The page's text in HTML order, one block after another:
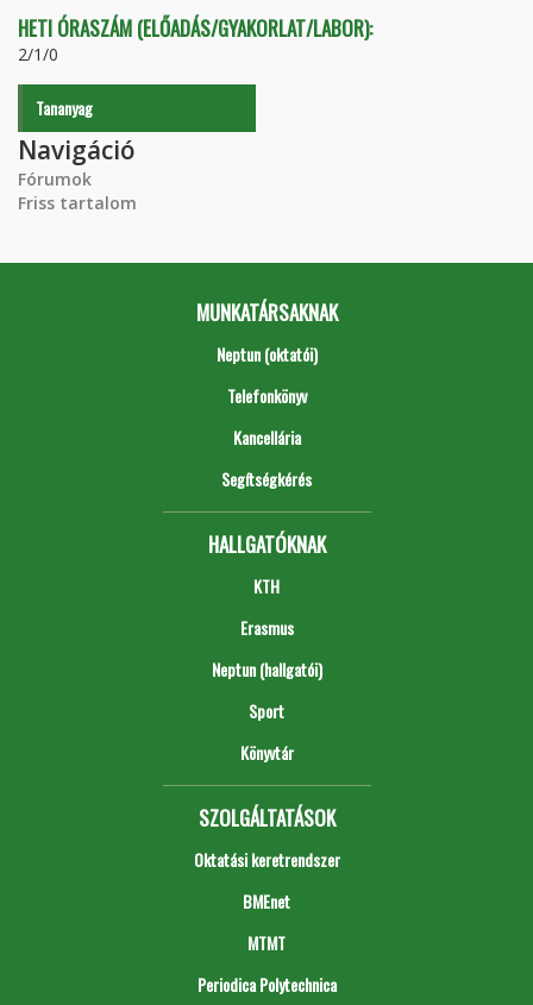
HETI ÓRASZÁM (ELŐADÁS/GYAKORLAT/LABOR):
2/1/0
Tananyag
Navigáció
Fórumok
Friss tartalom
MUNKATÁRSAKNAK
Neptun (oktatói)
Telefonkönyv
Kancellária
Segítségkérés
HALLGATÓKNAK
KTH
Erasmus
Neptun (hallgatói)
Sport
Könyvtár
SZOLGÁLTATÁSOK
Oktatási keretrendszer
BMEnet
MTMT
Periodica Polytechnica